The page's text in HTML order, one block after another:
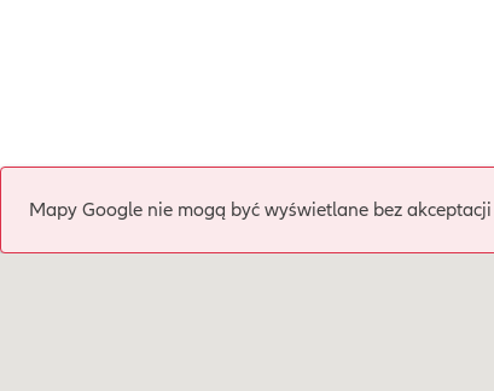
Mapy Google nie mogą być wyświetlane bez